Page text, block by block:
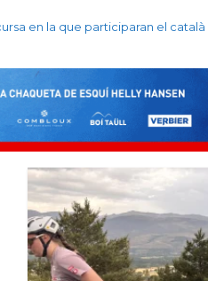
en la que participaran el català